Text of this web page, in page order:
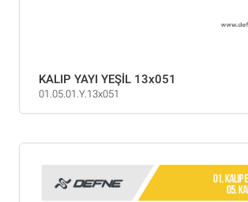
KALIP YAYI YEŞİL 13x051
01.05.01.Y.13x051